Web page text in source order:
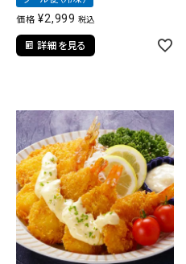
価格 ¥2,999 税込
詳細を見る